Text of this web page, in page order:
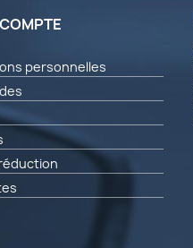
personnelles